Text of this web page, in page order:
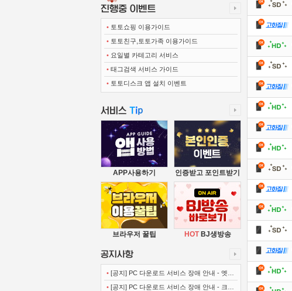
• 토토쇼핑 이용가이드
• 토토친구,토토가족 이용가이드
• 요일별 카테고리 서비스
• 태그검색 서비스 가이드
• 토토디스크 앱 설치 이벤트
APP사용하기 인증받고 포인트받기
브라우저 꿀팁 HOTBJ생방송
• [공지] PC 다운로드 서비스 장애 안내 - 엣지
(Microsoft Edge)
• [공지] PC 다운로드 서비스 장애 안내 - 크롬